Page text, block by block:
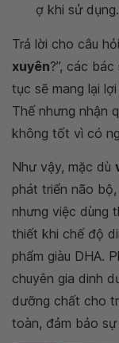
ợ khi sử dụng.
Trả lời cho câu
xuyên?”, các
tục sẽ mang lại
Thế nhưng nhận
không tốt vì có
Như vậy, mặc dù
phát triển não
nhưng việc dùng
thiết khi chế độ
phẩm giàu DHA.
chuyên gia dinh
dưỡng chất cho
toàn, đảm bảo